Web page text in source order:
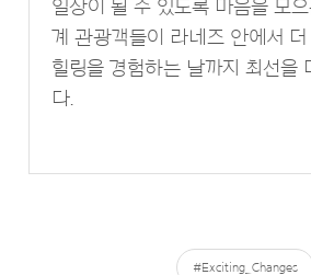
일상이 될 수 있도록 마음을 모으
계 관광객들이 라네즈 안에서 더
힐링을 경험하는 날까지 최선을
다.
#Exciting_Changes